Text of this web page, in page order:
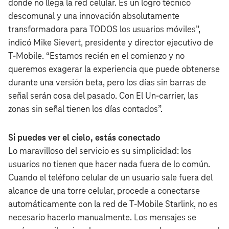
donde no llega la red celular. Es un logro técnico
descomunal y una innovación absolutamente
transformadora para TODOS los usuarios móviles”,
indicó Mike Sievert, presidente y director ejecutivo de
T‑Mobile. “Estamos recién en el comienzo y no
queremos exagerar la experiencia que puede obtenerse
durante una versión beta, pero los días sin barras de
señal serán cosa del pasado. Con El Un-carrier, las
zonas sin señal tienen los días contados”.
Si puedes ver el cielo, estás conectado
Lo maravilloso del servicio es su simplicidad: los
usuarios no tienen que hacer nada fuera de lo común.
Cuando el teléfono celular de un usuario sale fuera del
alcance de una torre celular, procede a conectarse
automáticamente con la red de T‑Mobile Starlink, no es
necesario hacerlo manualmente. Los mensajes se